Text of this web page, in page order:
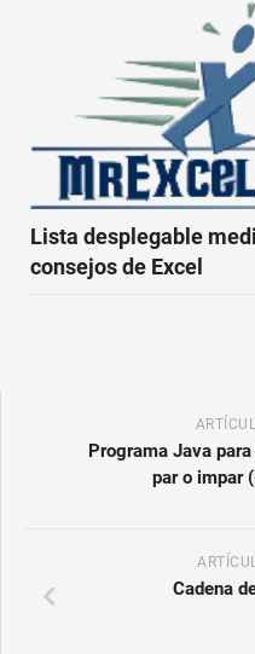
Lista desplegable
consejos de Excel
Programa Java
par o impar
Cadena